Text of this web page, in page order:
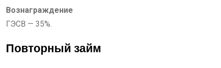
Вознаграждение
ГЭСВ — 35%.
Повторный займ